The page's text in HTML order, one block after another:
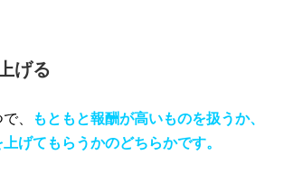
げる
、
もともと報酬が高いものを扱うか、
げてもらうかのどちらかです。